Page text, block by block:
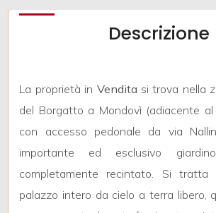
Descrizione
La proprietà in Vendita si trova nella
del Borgatto a Mondovì (adiacente al
con accesso pedonale da via
importante ed esclusivo
completamente recintato. Si
palazzo intero da cielo a terra libero,
Totale
Locali
minimi